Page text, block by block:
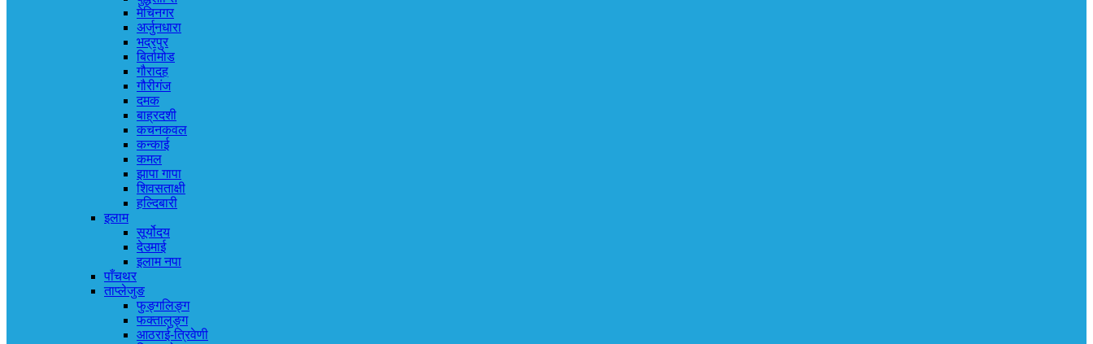
मेचिनगर
अर्जुनधारा
भद्रपुर
बिर्तामोड
गौरादह
गौरीगंज
दमक
बाह्रदशी
कचनकवल
कन्काई
कमल
झापा गापा
शिवसताक्षी
हल्दिबारी
इलाम
सूर्योदय
देउमाई
इलाम नपा
पाँचथर
ताप्लेजुङ
फुङ्गलिङ्ग
फक्तालुङ्ग
आठराई-त्रिवेणी